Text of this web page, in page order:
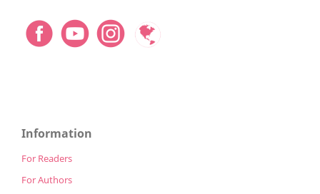
Information
For Readers
For Authors